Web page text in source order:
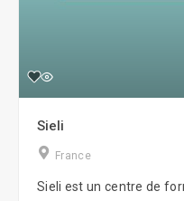
Sieli
France
Sieli est un centre de